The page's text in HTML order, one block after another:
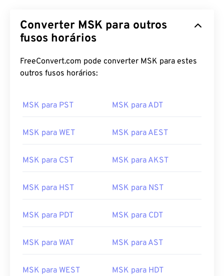
Converter MSK para outros
fusos horários
FreeConvert.com pode converter MSK para estes
outros fusos horários:
MSK para PST MSK para ADT
MSK para WET MSK para AEST
MSK para CST MSK para AKST
MSK para HST MSK para NST
MSK para PDT MSK para CDT
MSK para WAT MSK para AST
MSK para WEST MSK para HDT